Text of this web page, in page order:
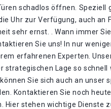
schadlos öffnen. Speziell
Uhr zur Verfügung, auch an
sehr ernst. . Wann immer
Sie uns! In nur
erfahrenen Experten.
strategischen Lage so schnell
Sie sich auch an unser
Kontaktieren Sie noch
Hier stehen wichtige Dienste